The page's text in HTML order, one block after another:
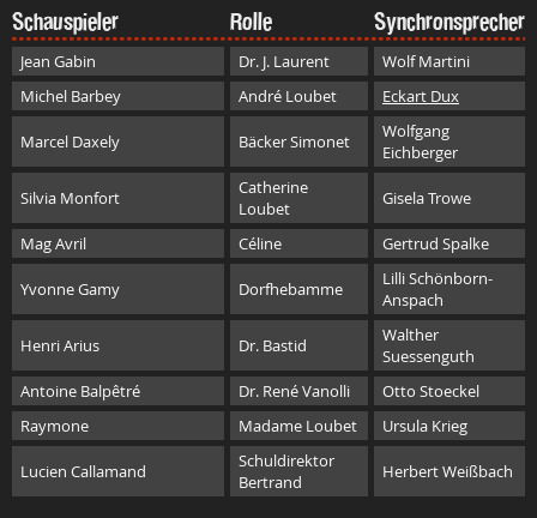
Schauspieler Rolle Synchronsprecher
Jean Gabin Dr. J. Laurent
Wolf Martini
Michel Barbey
André Loubet Eckart Dux
Marcel Daxely Bäcker Simonet
Wolfgang
Eichberger
Silvia Monfort
Catherine
Loubet
Gisela Trowe
Mag Avril Céline Gertrud Spalke
Yvonne Gamy Dorfhebamme
Lilli Schönborn-
Anspach
Henri Arius Dr. Bastid
Walther
Suessenguth
Antoine Balpêtré
Dr. René Vanolli
Otto Stoeckel
Raymone
Madame Loubet Ursula Krieg
Lucien Callamand
Schuldirektor
Bertrand
Herbert Weißbach